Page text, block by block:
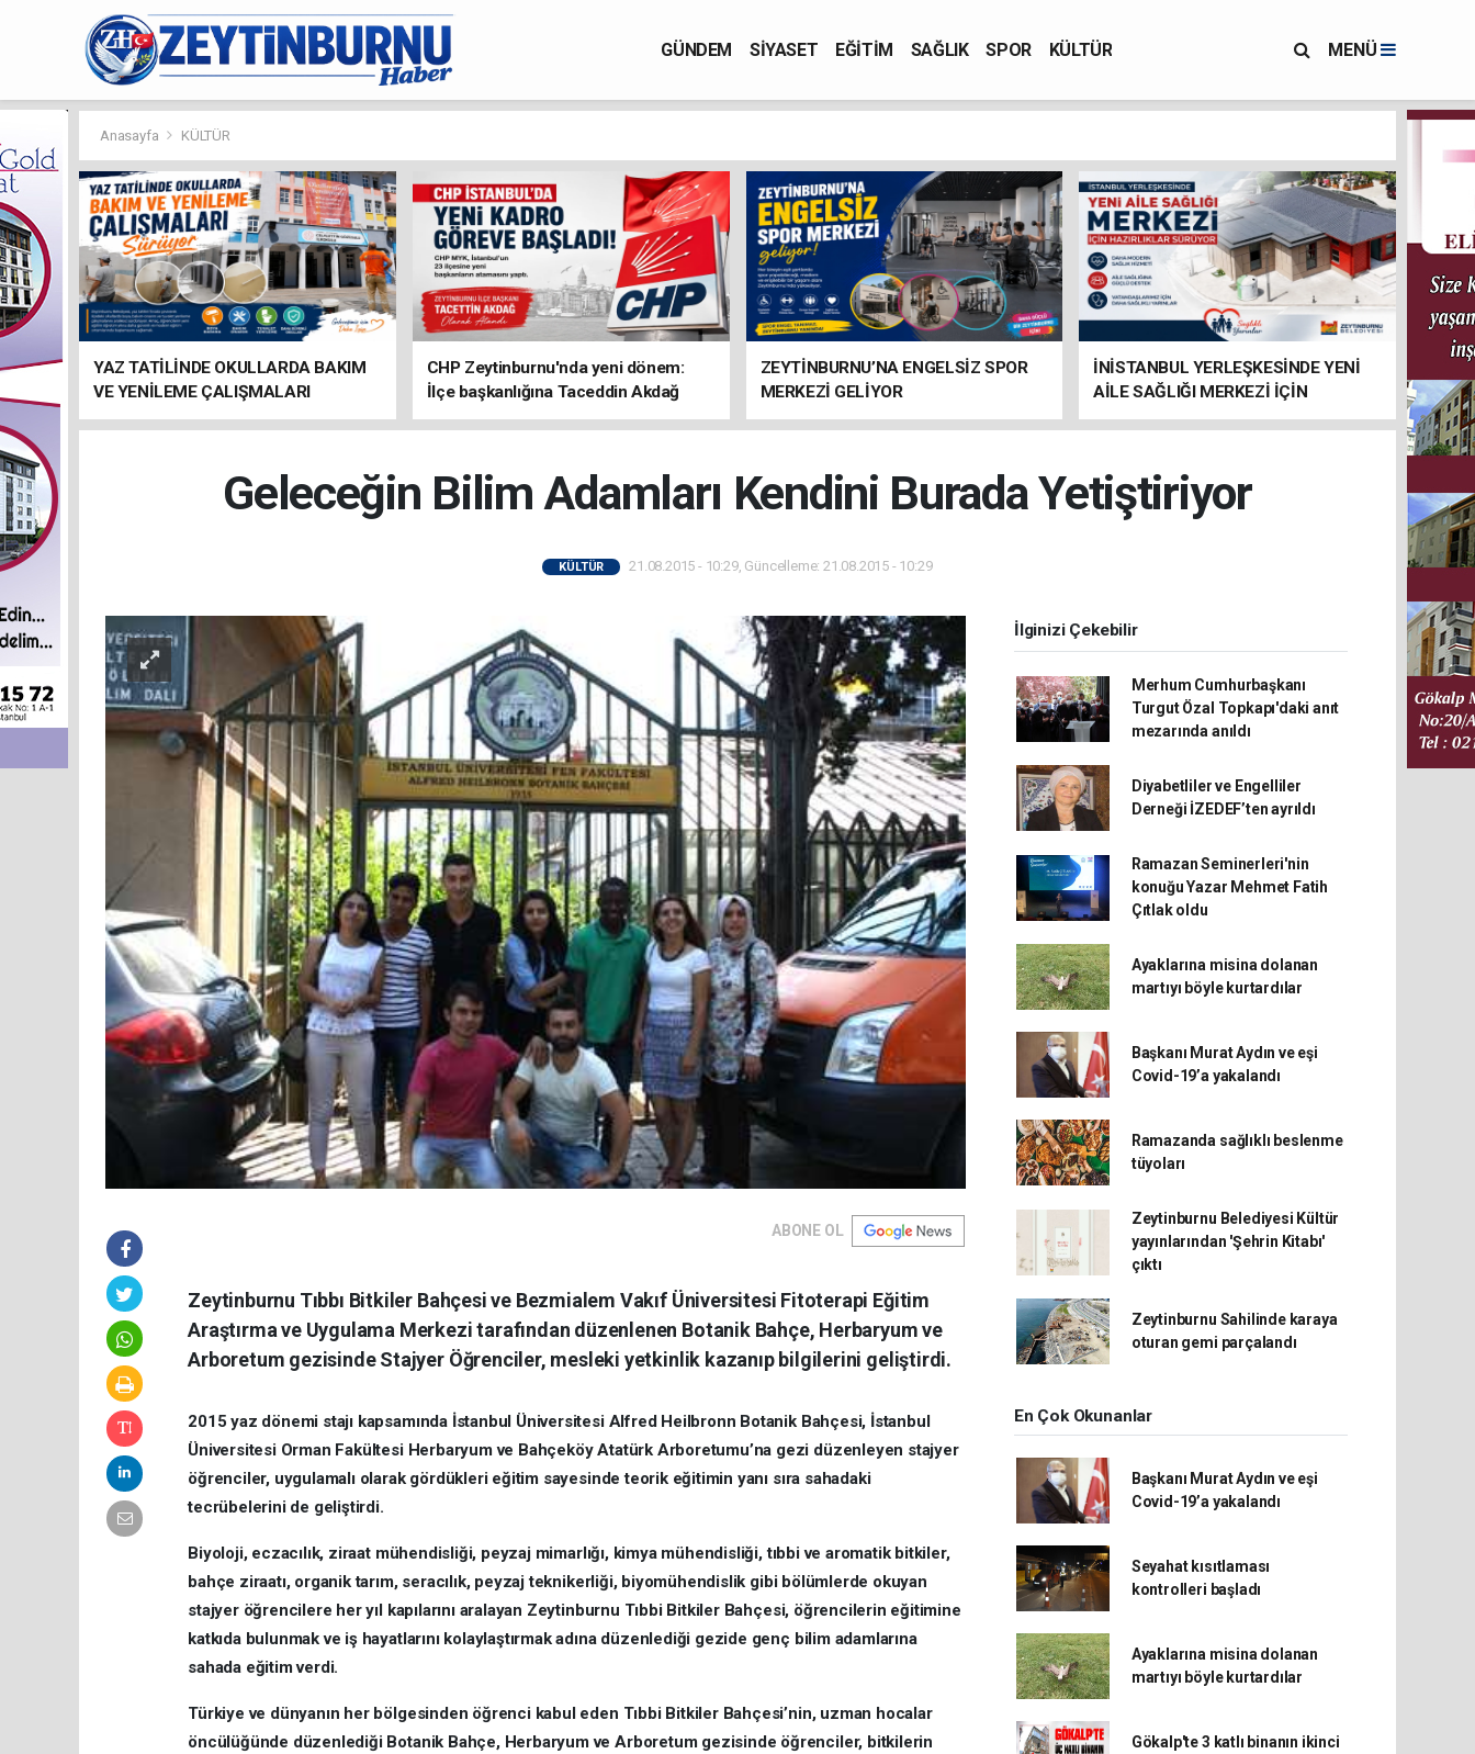
GÜNDEM SİYASET EĞİTİM SAĞLIK SPOR KÜLTÜR MENÜ
Anasayfa KÜLTÜR
YAZ TATİLİNDE OKULLARDA BAKIM
VE YENİLEME ÇALIŞMALARI
SÜRÜYOR
CHP Zeytinburnu'nda yeni dönem:
İlçe başkanlığına Taceddin Akdağ
atandı
ZEYTİNBURNU’NA ENGELSİZ SPOR
MERKEZİ GELİYOR
İNİSTANBUL YERLEŞKESİNDE YENİ
AİLE SAĞLIĞI MERKEZİ İÇİN
HAZIRLIKLAR SÜRÜYOR
Geleceğin Bilim Adamları Kendini Burada Yetiştiriyor
KÜLTÜR 21.08.2015 - 10:29, Güncelleme: 21.08.2015 - 10:29
ABONE OL
Zeytinburnu Tıbbı Bitkiler Bahçesi ve Bezmialem Vakıf Üniversitesi Fitoterapi Eğitim
Araştırma ve Uygulama Merkezi tarafından düzenlenen Botanik Bahçe, Herbaryum ve
Arboretum gezisinde Stajyer Öğrenciler, mesleki yetkinlik kazanıp bilgilerini geliştirdi.
2015 yaz dönemi stajı kapsamında İstanbul Üniversitesi Alfred Heilbronn Botanik Bahçesi, İstanbul
Üniversitesi Orman Fakültesi Herbaryum ve Bahçeköy Atatürk Arboretumu’na gezi düzenleyen stajyer
öğrenciler, uygulamalı olarak gördükleri eğitim sayesinde teorik eğitimin yanı sıra sahadaki
tecrübelerini de geliştirdi.
Biyoloji, eczacılık, ziraat mühendisliği, peyzaj mimarlığı, kimya mühendisliği, tıbbi ve aromatik bitkiler,
bahçe ziraatı, organik tarım, seracılık, peyzaj teknikerliği, biyomühendislik gibi bölümlerde okuyan
stajyer öğrencilere her yıl kapılarını aralayan Zeytinburnu Tıbbi Bitkiler Bahçesi, öğrencilerin eğitimine
katkıda bulunmak ve iş hayatlarını kolaylaştırmak adına düzenlediği gezide genç bilim adamlarına
sahada eğitim verdi.
Türkiye ve dünyanın her bölgesinden öğrenci kabul eden Tıbbi Bitkiler Bahçesi’nin, uzman hocalar
öncülüğünde düzenlediği Botanik Bahçe, Herbaryum ve Arboretum gezisinde öğrenciler, bitkilerin
İlginizi Çekebilir
Merhum Cumhurbaşkanı
Turgut Özal Topkapı'daki anıt
mezarında anıldı
Diyabetliler ve Engelliler
Derneği İZEDEF’ten ayrıldı
Ramazan Seminerleri'nin
konuğu Yazar Mehmet Fatih
Çıtlak oldu
Ayaklarına misina dolanan
martıyı böyle kurtardılar
Başkanı Murat Aydın ve eşi
Covid-19’a yakalandı
Ramazanda sağlıklı beslenme
tüyoları
Zeytinburnu Belediyesi Kültür
yayınlarından 'Şehrin Kitabı'
çıktı
Zeytinburnu Sahilinde karaya
oturan gemi parçalandı
En Çok Okunanlar
Başkanı Murat Aydın ve eşi
Covid-19’a yakalandı
Seyahat kısıtlaması
kontrolleri başladı
Ayaklarına misina dolanan
martıyı böyle kurtardılar
Gökalp'te 3 katlı binanın ikinci